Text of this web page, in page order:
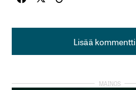
Lisää kommentti
Lisää kommentti